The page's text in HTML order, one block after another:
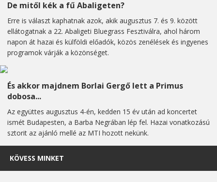
De mitől kék a fű Abaligeten?
Erre is választ kaphatnak azok, akik augusztus 7. és 9. között
ellátogatnak a 22. Abaligeti Bluegrass Fesztiválra, ahol három
napon át hazai és külföldi előadók, közös zenélések és ingyenes
programok várják a közönséget.
És akkor majdnem Borlai Gergő lett a Primus
dobosa...
Az együttes augusztus 4-én, kedden 15 év után ad koncertet
ismét Budapesten, a Barba Negrában lép fel. Hazai vonatkozású
sztorit az ajánló mellé az MTI hozott nekünk.
KÖVESS MINKET